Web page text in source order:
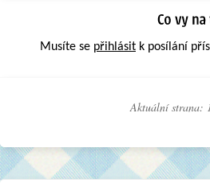
Musíte se přihlásit k posílání
Aktuální strana: